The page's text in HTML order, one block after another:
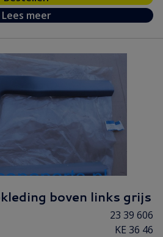
Lees meer
boven links grijs
23 39 606
KE 36 46